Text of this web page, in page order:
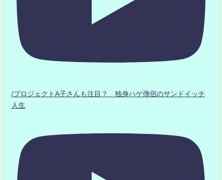
/プロジェクトA子さんも注目？ 独身ハゲ僧侶のサンドイッチ
人生